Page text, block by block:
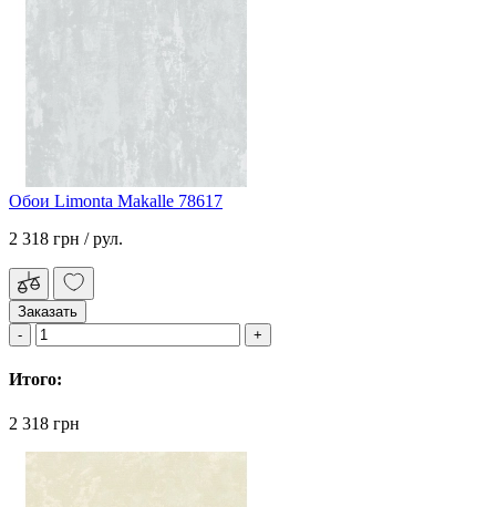
Обои Limonta Makalle 78617
2 318 грн / рул.
Заказать
Итого:
2 318 грн